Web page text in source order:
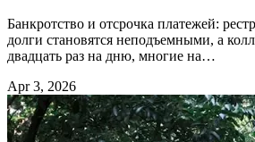
Банкротство и отсрочка платежей:
долги становятся неподъемными, а
двадцать раз на дню, многие на…
Apr 3, 2026